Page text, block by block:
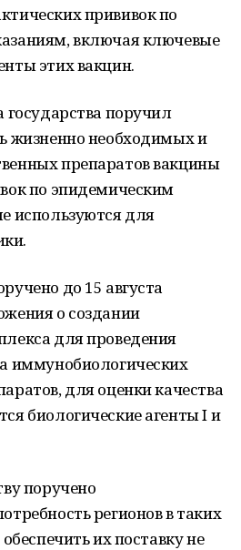
прививок по
включая ключевые
этих вакцин.
государства поручил
жизненно необходимых и
препаратов вакцины
по эпидемическим
используются для
до 15 августа
о создании
для проведения
иммунобиологических
для оценки качества
биологические агенты I и
поручено
регионов в таких
их поставку не